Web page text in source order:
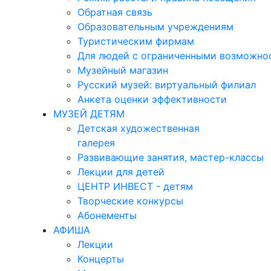
Обратная связь
Образовательным учреждениям
Туристическим фирмам
Для людей с ограниченными
Музейный магазин
Русский музей: виртуальный филиал
Анкета оценки эффективности
МУЗЕЙ ДЕТЯМ
Детская художественная
галерея
Развивающие занятия, мастер-классы
Лекции для детей
ЦЕНТР ИНВЕСТ - детям
Творческие конкурсы
Абонементы
АФИША
Лекции
Концерты